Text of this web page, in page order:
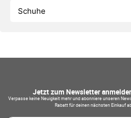
Schuhe
Jetzt zum Newsletter
Verpasse keine Neuigkeit mehr und abonniere unseren
Rabatt für deinen nächsten Einkauf